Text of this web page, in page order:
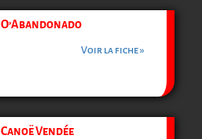
O’Abandonado
Voir la fiche »
Canoë Vendée